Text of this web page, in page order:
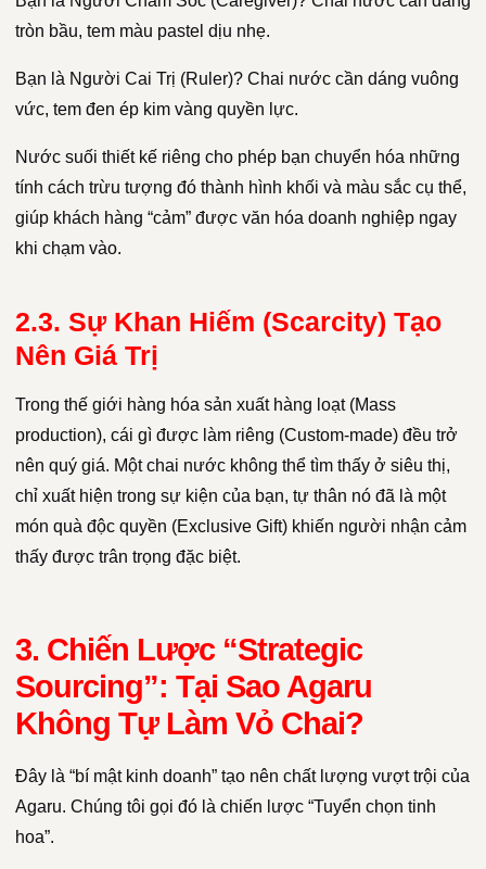
tròn bầu, tem màu pastel dịu nhẹ.
Bạn là Người Cai Trị (Ruler)? Chai nước cần dáng vuông
vức, tem đen ép kim vàng quyền lực.
Nước suối thiết kế riêng cho phép bạn chuyển hóa những
tính cách trừu tượng đó thành hình khối và màu sắc cụ thể,
giúp khách hàng “cảm” được văn hóa doanh nghiệp ngay
khi chạm vào.
2.3. Sự Khan Hiếm (Scarcity) Tạo
Nên Giá Trị
Trong thế giới hàng hóa sản xuất hàng loạt (Mass
production), cái gì được làm riêng (Custom-made) đều trở
nên quý giá. Một chai nước không thể tìm thấy ở siêu thị,
chỉ xuất hiện trong sự kiện của bạn, tự thân nó đã là một
món quà độc quyền (Exclusive Gift) khiến người nhận cảm
thấy được trân trọng đặc biệt.
3. Chiến Lược “Strategic
Sourcing”: Tại Sao Agaru
Không Tự Làm Vỏ Chai?
Đây là “bí mật kinh doanh” tạo nên chất lượng vượt trội của
Agaru. Chúng tôi gọi đó là chiến lược “Tuyển chọn tinh
hoa”.